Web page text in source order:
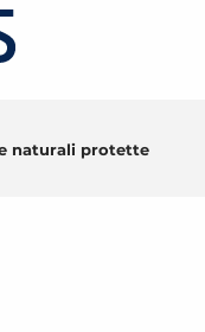
BLANC
naturali protette